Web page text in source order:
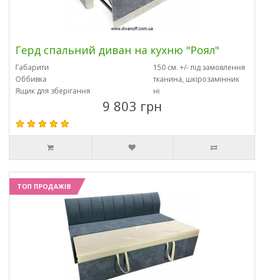
Герд спальний диван на кухню "Роял"
Габарити
150 см. +/- під замовлення
Оббивка
тканина, шкірозамінник
Ящик для зберігання
ні
9 803 грн
ТОП ПРОДАЖІВ